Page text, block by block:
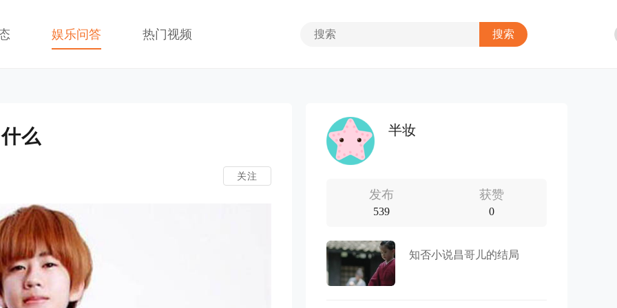
娱乐问答 热门视频
么
关注
半妆
发布
539
获赞
0
知否小说昌哥儿的结局